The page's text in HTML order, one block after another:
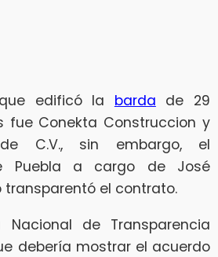
edificó la barda de 29
fue Conekta Construccion y
de C.V., sin embargo, el
Puebla a cargo de José
transparentó el contrato.
de Transparencia
debería mostrar el acuerdo